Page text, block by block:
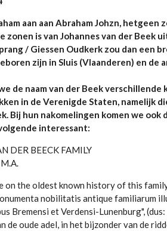
aan aan Abraham Johzn, hetgeen
zonen is van Johannes van der Beek
/ Giessen Oudkerk zou dan een
zijn in Sluis (Vlaanderen) en de
de naam van der Beek verschillende
in de Verenigde Staten, namelijk
Bij hun nakomelingen komen we ook
interessant:
DER BEECK FAMILY
on the oldest known history of this
nobilitatis antique familiarum
Bremensi et Verdensi-Lunenburg",
de oude adel, in het bijzonder van de